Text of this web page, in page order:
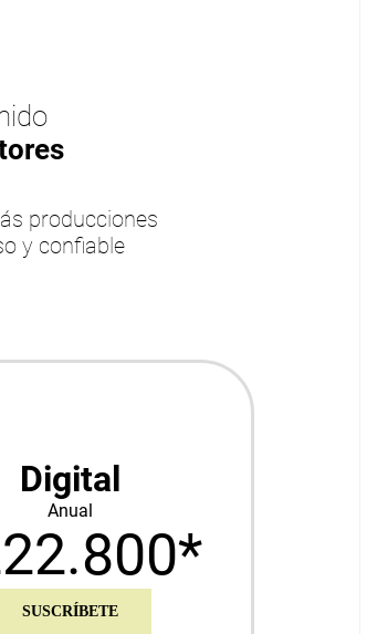
producciones
y confiable
Digital
Anual
SUSCRÍBETE